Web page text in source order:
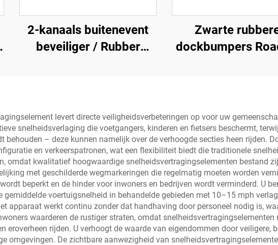
2-kanaals buitenevent
beveiliger / Rubber
Zwarte
dockbumpers
levert directe veiligheidsverbeteringen op voor uw
snelheidsverlaging die voetgangers, kinderen en fietsers beschermt,
behouden – deze kunnen namelijk over de verhoogde secties heen rijden.
en verkeerspatronen, wat een flexibiliteit biedt die traditionele
omdat kwalitatief hoogwaardige snelheidsvertragingselementen bestand
met geschilderde wegmarkeringen die regelmatig moeten worden
beperkt en de hinder voor inwoners en bedrijven wordt verminderd. U
voertuigsnelheid in behandelde gebieden met 10–15 mph
apparaat werkt continu zonder dat handhaving door personeel nodig is,
waarderen de rustiger straten, omdat
eroverheen rijden. U verhoogt de waarde van eigendommen door veiligere,
omgevingen. De zichtbare aanwezigheid van